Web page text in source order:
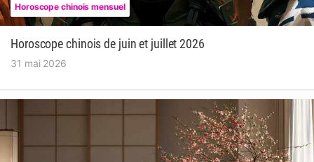
Horoscope chinois mensuel
Horoscope chinois de juin et juillet 2026
31 mai 2026